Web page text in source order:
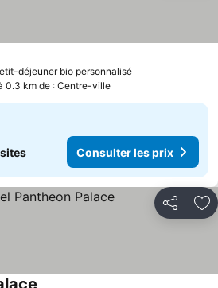
déjeuner bio personnalisé
0.3 km de : Centre-ville
Consulter les prix
Partager